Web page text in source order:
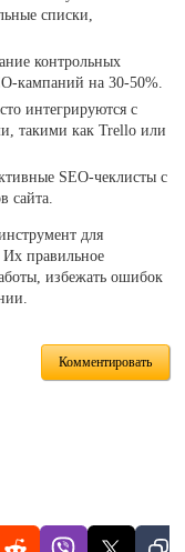
списки,
контрольных
кампаний на 30-50%.
интегрируются с
такими как Trello или
SEO-чеклисты с
сайта.
для
Их правильное
избежать ошибок
Комментировать